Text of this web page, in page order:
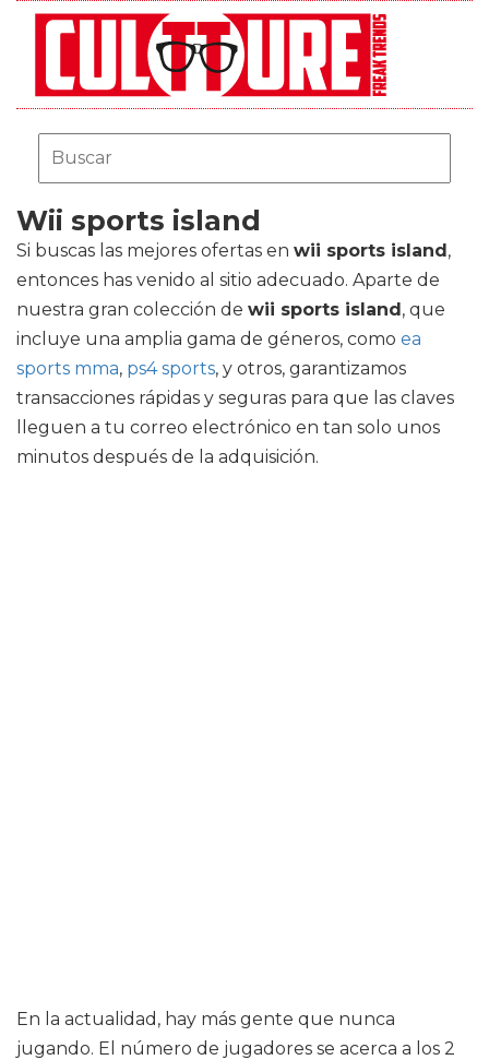
Wii sports island
Si buscas las mejores ofertas en wii sports island,
entonces has venido al sitio adecuado. Aparte de
nuestra gran colección de wii sports island, que
incluye una amplia gama de géneros, como ea
sports mma, ps4 sports, y otros, garantizamos
transacciones rápidas y seguras para que las claves
lleguen a tu correo electrónico en tan solo unos
minutos después de la adquisición.
En la actualidad, hay más gente que nunca
jugando. El número de jugadores se acerca a los 2